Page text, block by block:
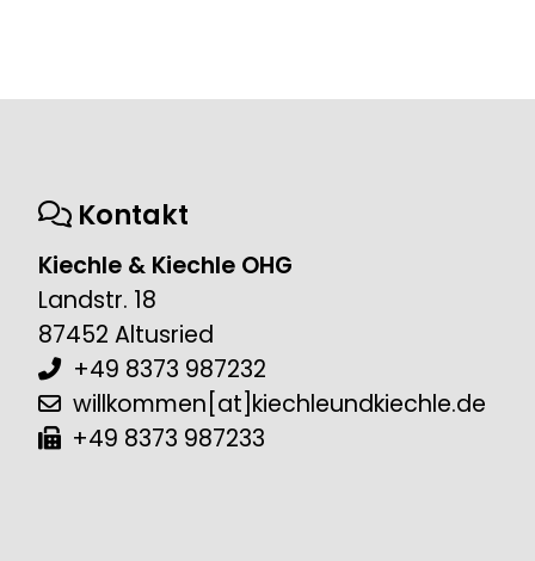
Kontakt
Kiechle & Kiechle OHG
Landstr. 18
87452 Altusried
+49 8373 987232
willkommen[at]kiechleundkiechle.de
+49 8373 987233